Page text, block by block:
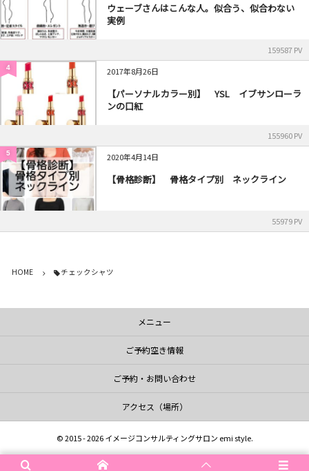
ウェーブさんはこんな人。似合う、似合わない
実例
159587 PV
4 2017年8月26日
【パーソナルカラー別】 YSL イブサンローラ
ンの口紅
155960 PV
5 2020年4月14日
【骨格診断】 骨格タイプ別 ネックライン
55979 PV
HOME チェックシャツ
メニュー
ご予約空き情報
ご予約・お問い合わせ
アクセス（場所）
©2015 - 2026 イメージコンサルティングサロン emi style.